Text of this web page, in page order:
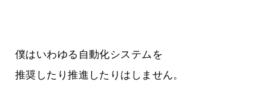
僕はいわゆる自動化システムを
推奨したり推進したりはしません。